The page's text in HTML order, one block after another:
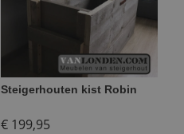
Steigerhouten kist Robin
€199,95